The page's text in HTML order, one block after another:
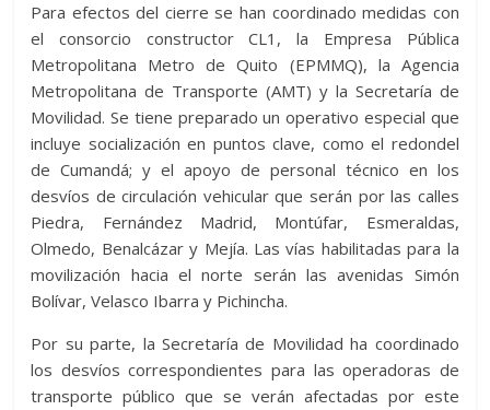
Para efectos del cierre se han coordinado medidas con
el consorcio constructor CL1, la Empresa Pública
Metropolitana Metro de Quito (EPMMQ), la Agencia
Metropolitana de Transporte (AMT) y la Secretaría de
Movilidad. Se tiene preparado un operativo especial que
incluye socialización en puntos clave, como el redondel
de Cumandá; y el apoyo de personal técnico en los
desvíos de circulación vehicular que serán por las calles
Piedra, Fernández Madrid, Montúfar, Esmeraldas,
Olmedo, Benalcázar y Mejía. Las vías habilitadas para la
movilización hacia el norte serán las avenidas Simón
Bolívar, Velasco Ibarra y Pichincha.
Por su parte, la Secretaría de Movilidad ha coordinado
los desvíos correspondientes para las operadoras de
transporte público que se verán afectadas por este